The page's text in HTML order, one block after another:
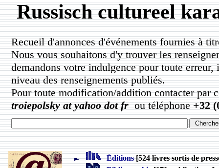
Russisch cultureel
Recueil d'annonces d'événements fournies à
Nous vous souhaitons d'y trouver les
demandons votre indulgence pour toute
niveau des renseignements publiés.
Pour toute modification/addition contacter par
troiepolsky at yahoo dot frou téléphone+32
Éditions[524 livres sortis de